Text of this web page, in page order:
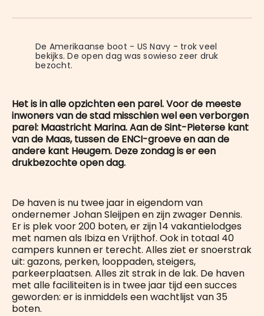
WhatsApp
Facebook
LinkedIn
X
E-
De Amerikaanse boot - US Navy - trok veel
bekijks. De open dag was sowieso zeer druk
bezocht.
Het is in alle opzichten een parel. Voor de meeste
inwoners van de stad misschien wel een verborgen
parel: Maastricht Marina. Aan de Sint-Pieterse kant
van de Maas, tussen de ENCI-groeve en aan de
andere kant Heugem. Deze zondag is er een
drukbezochte open dag.
De haven is nu twee jaar in eigendom van
ondernemer Johan Sleijpen en zijn zwager Dennis.
Er is plek voor 200 boten, er zijn 14 vakantielodges
met namen als Ibiza en Vrijthof. Ook in totaal 40
campers kunnen er terecht. Alles ziet er snoerstrak
uit: gazons, perken, looppaden, steigers,
parkeerplaatsen. Alles zit strak in de lak. De haven
met alle faciliteiten is in twee jaar tijd een succes
geworden: er is inmiddels een wachtlijst van 35
boten.